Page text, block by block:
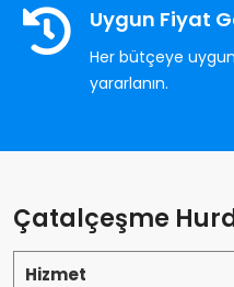
Uygun Fiyat
Her bütçeye
yararlanın.
Çatalçeşme
Hizmet